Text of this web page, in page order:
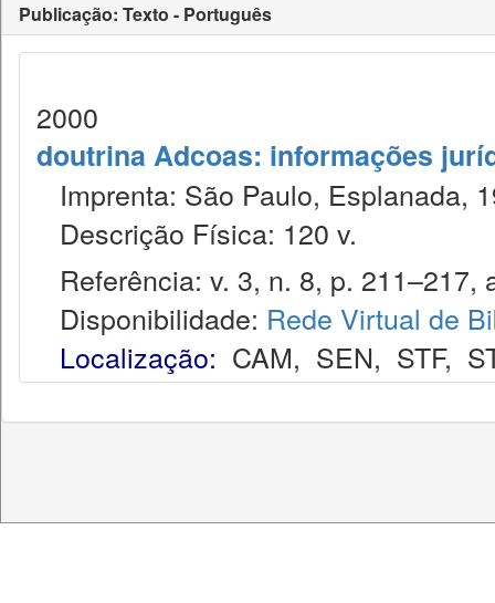
Publicação: Texto - Português
2000
doutrina Adcoas: informações
Imprenta: São Paulo, Esplanada,
Descrição Física: 120 v.
Referência: v. 3, n. 8, p. 211–217,
Disponibilidade: Rede Virtual de
Localização: CAM, SEN, STF,